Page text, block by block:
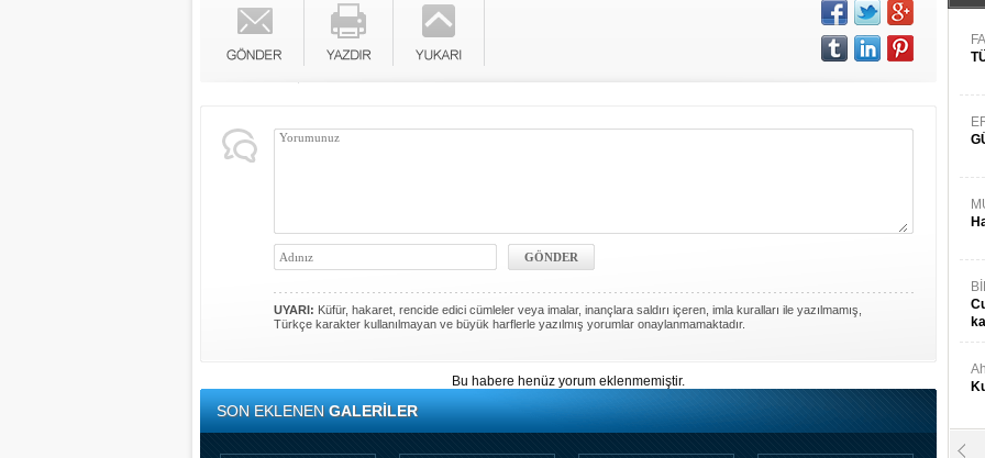
UYARI: Küfür, hakaret, rencide edici cümleler veya imalar, inançlara saldırı içeren, imla kuralları ile yazılmamış,
Türkçe karakter kullanılmayan ve büyük harflerle yazılmış yorumlar onaylanmamaktadır.
Bu habere henüz yorum eklenmemiştir.
SON EKLENENGALERİLER